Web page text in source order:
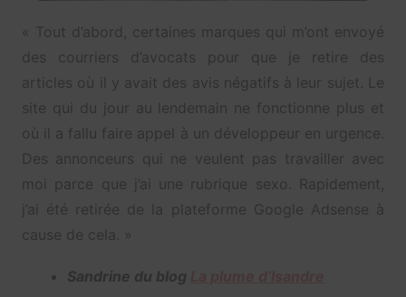
« Tout d’abord, certaines marques qui m’ont envoyé
des courriers d’avocats pour que je retire des
articles où il y avait des avis négatifs à leur sujet. Le
site qui du jour au lendemain ne fonctionne plus et
où il a fallu faire appel à un développeur en urgence.
Des annonceurs qui ne veulent pas travailler avec
moi parce que j’ai une rubrique sexo. Rapidement,
j’ai été retirée de la plateforme Google Adsense à
cause de cela. »
Sandrine du blog